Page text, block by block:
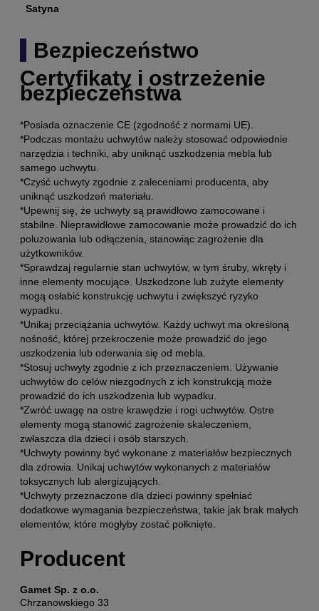
Satyna
Bezpieczeństwo
Certyfikaty i ostrzeżenie
bezpieczeństwa
*Posiada oznaczenie CE (zgodność z normami UE).
*Podczas montażu uchwytów należy stosować odpowiednie
narzędzia i techniki, aby uniknąć uszkodzenia mebla lub
samego uchwytu.
*Czyść uchwyty zgodnie z zaleceniami producenta, aby
uniknąć uszkodzeń materiału.
*Upewnij się, że uchwyty są prawidłowo zamocowane i
stabilne. Nieprawidłowe zamocowanie może prowadzić do ich
poluzowania lub odłączenia, stanowiąc zagrożenie dla
użytkowników.
*Sprawdzaj regularnie stan uchwytów, w tym śruby, wkręty i
inne elementy mocujące. Uszkodzone lub zużyte elementy
mogą osłabić konstrukcję uchwytu i zwiększyć ryzyko
wypadku.
*Unikaj przeciążania uchwytów. Każdy uchwyt ma określoną
nośność, której przekroczenie może prowadzić do jego
uszkodzenia lub oderwania się od mebla.
*Stosuj uchwyty zgodnie z ich przeznaczeniem. Używanie
uchwytów do celów niezgodnych z ich konstrukcją może
prowadzić do ich uszkodzenia lub wypadku.
*Zwróć uwagę na ostre krawędzie i rogi uchwytów. Ostre
elementy mogą stanowić zagrożenie skaleczeniem,
zwłaszcza dla dzieci i osób starszych.
*Uchwyty powinny być wykonane z materiałów bezpiecznych
dla zdrowia. Unikaj uchwytów wykonanych z materiałów
toksycznych lub alergizujących.
*Uchwyty przeznaczone dla dzieci powinny spełniać
dodatkowe wymagania bezpieczeństwa, takie jak brak małych
elementów, które mogłyby zostać połknięte.
Producent
Gamet Sp. z o.o.
Chrzanowskiego 33